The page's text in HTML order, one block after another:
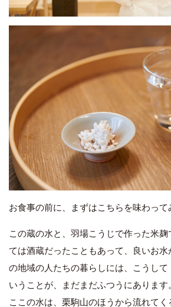
お食事の前に、まずはこちらを味わって
この蔵の水と、羽場こうじで作った米
ては酒蔵だったこともあって、良いお水
の地域の人たちの暮らしには、こうして
いうことが、まだまだふつうにあります
ここの水は、栗駒山のほうから流れて